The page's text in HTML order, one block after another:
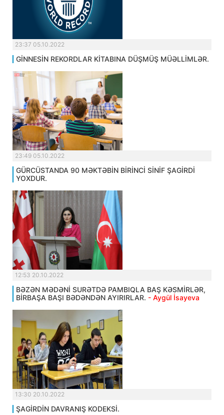
23:37 05.10.2022
GİNNESİN REKORDLAR KİTABINA DÜŞMÜŞ MÜƏLLİMLƏR.
23:49 05.10.2022
GÜRCÜSTANDA 90 MƏKTƏBİN BİRİNCİ SİNİF ŞAGİRDİ
YOXDUR.
12:53 20.10.2022
BƏZƏN MƏDƏNİ SURƏTDƏ PAMBIQLA BAŞ KƏSMİRLƏR,
BİRBAŞA BAŞI BƏDƏNDƏN AYIRIRLAR. - Aygül İsayeva
13:30 20.10.2022
ŞAGİRDİN DAVRANIŞ KODEKSİ.